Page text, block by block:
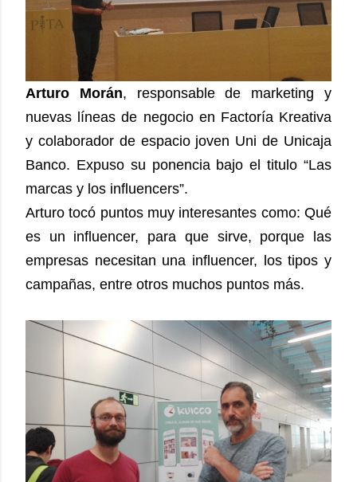
Arturo Morán, responsable de marketing y
nuevas líneas de negocio en Factoría Kreativa
y colaborador de espacio joven Uni de Unicaja
Banco. Expuso su ponencia bajo el titulo “Las
marcas y los influencers”.
Arturo tocó puntos muy interesantes como: Qué
es un influencer, para que sirve, porque las
empresas necesitan una influencer, los tipos y
campañas, entre otros muchos puntos más.